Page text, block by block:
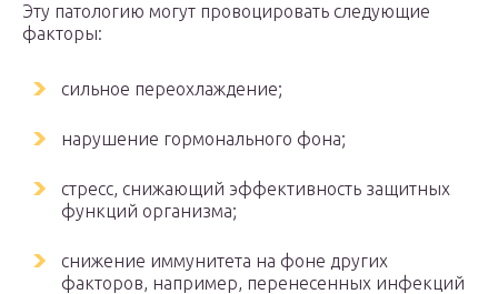
Эту патологию могут провоцировать следующие
факторы:
сильное переохлаждение;
нарушение гормонального фона;
стресс, снижающий эффективность защитных
функций организма;
снижение иммунитета на фоне других
факторов, например, перенесенных инфекций